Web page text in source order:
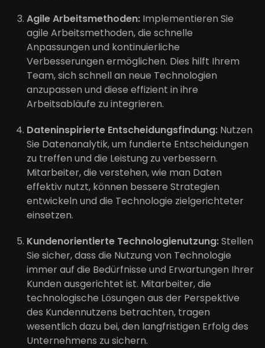
Agile Arbeitsmethoden: Implementieren Sie
agile Arbeitsmethoden, die schnelle
Anpassungen und kontinuierliche
Verbesserungen ermöglichen. Dies hilft Ihrem
Team, sich schnell an neue Technologien
anzupassen und diese effizient in ihre
Arbeitsabläufe zu integrieren.
Dateninspirierte Entscheidungsfindung: Nutzen
Sie Datenanalytik, um fundierte Entscheidungen
zu treffen und die Leistung zu verbessern.
Mitarbeiter, die verstehen, wie man Daten
effektiv nutzt, können bessere Strategien
entwickeln und die Technologie zielgerichteter
einsetzen.
Kundenorientierte Technologienutzung:Stellen
Sie sicher, dass die Nutzung von Technologie
immer auf die Bedürfnisse und Erwartungen Ihrer
Kunden ausgerichtet ist. Mitarbeiter, die
technologische Lösungen aus der Perspektive
des Kundennutzens betrachten, tragen
wesentlich dazu bei, den langfristigen Erfolg des
Unternehmens zu sichern.